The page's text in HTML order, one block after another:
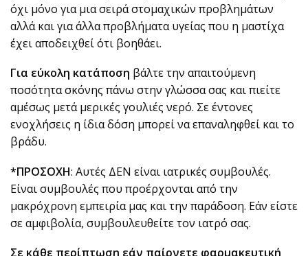
όχι μόνο για μια σειρά στομαχικών προβλημάτων
αλλά και για άλλα προβλήματα υγείας που η μαστίχα
έχει αποδειχθεί ότι βοηθάει.
Για εύκολη κατάποση βάλτε την απαιτούμενη
ποσότητα σκόνης πάνω στην γλώσσα σας και πιείτε
αμέσως μετά μερικές γουλιές νερό. Σε έντονες
ενοχλήσεις η ίδια δόση μπορεί να επαναληφθεί και το
βράδυ.
*ΠΡΟΣΟΧΗ: Αυτές ΔΕΝ είναι ιατρικές συμβουλές.
Είναι συμβουλές που προέρχονται από την
μακρόχρονη εμπειρία μας και την παράδοση. Εάν είστε
σε αμφιβολία, συμβουλευθείτε τον ιατρό σας.
Σε κάθε περίπτωση εάν παίρνετε φαρμακευτική